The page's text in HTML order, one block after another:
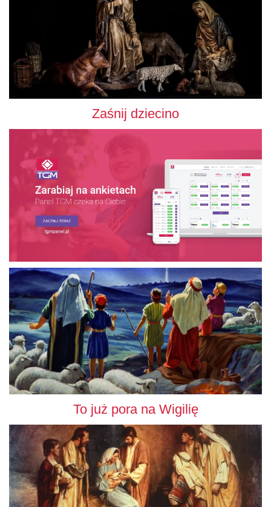
Zaśnij dziecino
To już pora na Wigilię